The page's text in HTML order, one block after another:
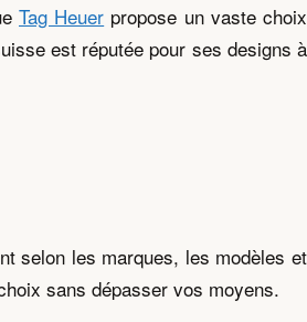
Tag Heuer propose un vaste choix
est réputée pour ses designs à
selon les marques, les modèles et
sans dépasser vos moyens.